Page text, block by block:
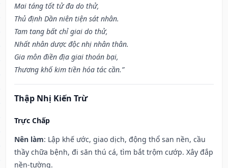
Mai táng tốt tử đa do thử,
Thủ định Dần niên tiện sát nhân.
Tam tang bất chỉ giai do thử,
Nhất nhân dược độc nhị nhân thân.
Gia môn điền địa giai thoán bại,
Thương khố kim tiền hóa tác cần.”
Thập Nhị Kiến Trừ
Trực Chấp
Nên làm: Lập khế ước, giao dịch, động thổ san nền, cầu
thầy chữa bệnh, đi săn thú cá, tìm bắt trộm cướp. Xây đắp
nền-tường.